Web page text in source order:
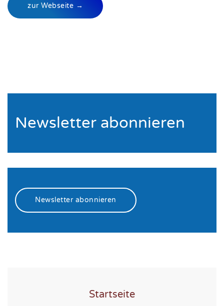
zur Webseite →
Newsletter abonnieren
Newsletter abonnieren
Startseite